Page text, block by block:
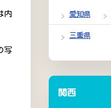
内
写
愛知県
三重県
関西